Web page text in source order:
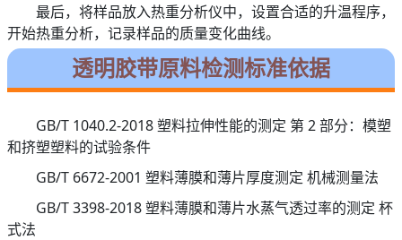
最后，将样品放入热重分析仪中，设置合适的升温程序，
开始热重分析，记录样品的质量变化曲线。
透明胶带原料检测标准依据
GB/T 1040.2-2018 塑料拉伸性能的测定 第 2 部分：模塑
和挤塑塑料的试验条件
GB/T 6672-2001 塑料薄膜和薄片厚度测定 机械测量法
GB/T 3398-2018 塑料薄膜和薄片水蒸气透过率的测定 杯
式法